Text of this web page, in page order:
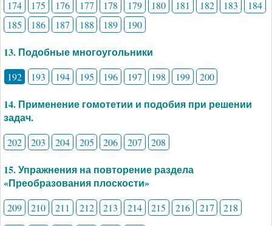
174 175 176 177 178 179 180 181 182 183
184
185
186 187 188 189 190
13. Подобные многоугольники
192 193 194 195 196 197 198 199 200
14. Применение гомотетии и подобия при решении
задач.
202 203 204 205 206 207 208
15. Упражнения на повторение раздела
«Преобразования плоскости»
209 210 211 212 213 214 215 216 217
218